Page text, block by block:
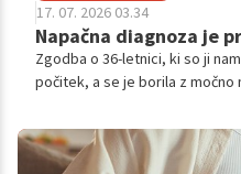
17. 07. 2026 03.34
Napačna diagnoza je
Zgodba o 36-letnici, ki so ji
počitek, a se je borila z